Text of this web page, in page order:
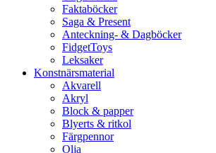
Faktaböcker
Saga & Present
Anteckning- & Dagböcker
FidgetToys
Leksaker
Konstnärsmaterial
Akvarell
Akryl
Block & papper
Blyerts & ritkol
Färgpennor
Olja